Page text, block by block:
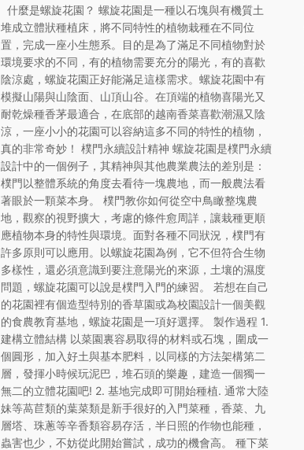
什麼是螺旋花園？ 螺旋花園是一種以石塊與有機質土
堆成立體狀種植床，將不同特性的植物栽種在不同位
置，完成一座小生態系。目的是為了滿足不同植物對於
環境要求的不同，有的植物需要充分的陽光，有的喜歡
陰涼處，螺旋花園正好能滿足這樣需求。螺旋花園中有
模擬山陽與山陰面、山頂山谷。在頂端的植物喜陽光又
耐乾燥種香茅最適合，在底部的越南香菜喜歡潮濕又陰
涼，一座小小的花園可以容納這多不同的特性的植物，
真的非常奇妙！ 樸門永續設計精神 螺旋花園是樸門永續
設計中的一個例子，其精神與其他農業農法的差別是：
樸門以整體系統的角度去看待一塊農地，而一般農法看
著眼於一顆菜本身。 樸門教你如何從空中鳥瞰整塊農
地，觀察的視野擴大，考慮的條件愈周詳，讓栽種更順
應植物本身的特性與環境。面對各種不同狀況，樸門有
許多原則可以應用。以螺旋花園為例，它不但符合生物
多樣性，還必須意識到要注意陽光的來源，土壤的濕度
問題，螺旋花園可以說是樸門入門的練習。 若想在自己
的花園裡有個造型特別的香草園或為校園設計一個美觀
的食農教育基地，螺旋花園是一項好選擇。 製作過程 1.
建構立體結構 以菜園裏容易取得的材料或石塊，圍成一
個圓形，加入好土與基本肥料，以同樣的方法架構第二
層，發揮小時候玩泥巴，堆石頭的樂趣，建造一個獨一
無二的立體花園吧! 2. 基地完成即可開始種植. 通常大陸
妹等萵苣類的葉菜類是新手很好的入門菜種，香菜、九
層塔、珠蔥等辛香類容易存活，半日照的作物也能種，
蟲害也少，不妨從此開始嘗試，成功的機會高。 種下菜